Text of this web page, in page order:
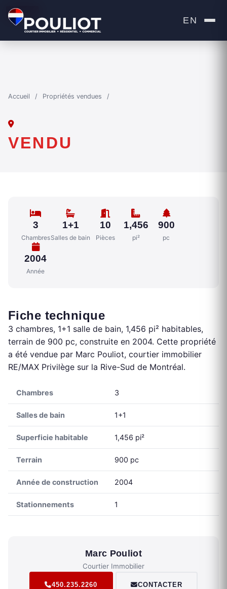
EN
Accueil / Propriétés vendues /
VENDU
VENDU
3
Chambres
1+1
Salles de bain
10
Pièces
1,456
pi²
900
pc
2004
Année
Fiche technique
3 chambres, 1+1 salle de bain, 1,456 pi² habitables,
terrain de 900 pc, construite en 2004. Cette propriété
a été vendue par Marc Pouliot, courtier immobilier
RE/MAX Privilège sur la Rive-Sud de Montréal.
Chambres 3
Salles de bain 1+1
Superficie habitable 1,456 pi²
Terrain 900 pc
Année de construction 2004
Stationnements 1
Marc Pouliot
Courtier Immobilier
450.235.2260 CONTACTER